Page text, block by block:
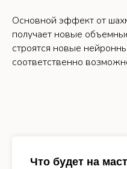
Основной эффект от
получает новые
строятся новые
соответственно
Что будет на